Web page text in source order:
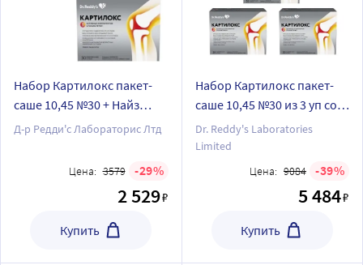
Набор Картилокс пакет-
саше 10,45 №30 + Найз
плюс гель д/наруж прим
Д-р Редди'с Лабораторис Лтд
Цена: 3579 29
2 529₽
Купить
Набор Картилокс пакет-
саше 10,45 №30 из 3 уп со
скидкой
Dr. Reddy's Laboratories
Limited
Цена: 9084 39
5 484₽
Купить